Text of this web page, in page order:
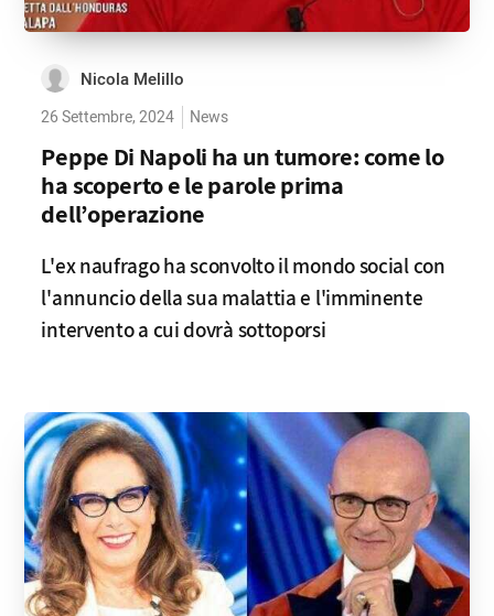
Nicola Melillo
26 Settembre, 2024 News
Peppe Di Napoli ha un tumore: come lo
ha scoperto e le parole prima
dell’operazione
L'ex naufrago ha sconvolto il mondo social con
l'annuncio della sua malattia e l'imminente
intervento a cui dovrà sottoporsi